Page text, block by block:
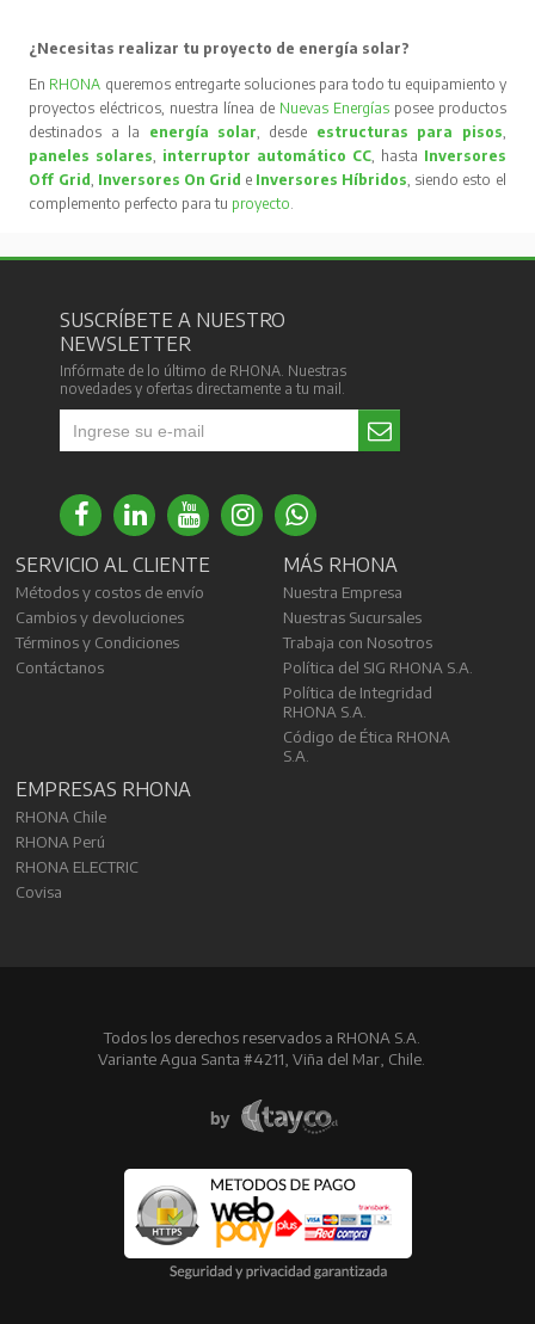
¿Necesitas realizar tu proyecto de energía solar?
En RHONA queremos entregarte soluciones para todo tu equipamiento y
proyectos eléctricos, nuestra línea de Nuevas Energíasposee productos
destinados a la energía solar , desde estructuras para pisos
paneles solares
interruptor automático CC, hasta Inversores
Off Grid Inversores On Grid e Inversores Híbridos , siendo esto el
complemento perfecto para tu proyecto
SUSCRÍBETE A NUESTRO
NEWSLETTER
Infórmate de lo último de RHONA. Nuestras
novedades y ofertas directamente a tu mail.
SERVICIO AL CLIENTE
Métodos y costos de envío
Cambios y devoluciones
Términos y Condiciones
Contáctanos
MÁS RHONA
Nuestra Empresa
Nuestras Sucursales
Trabaja con Nosotros
Política del SIG RHONA S.A.
Política de Integridad
RHONA S.A.
Código de Ética RHONA
S.A.
EMPRESAS RHONA
RHONA Chile
RHONA Perú
RHONA ELECTRIC
Covisa
Todos los derechos reservados a RHONA S.A.
Variante Agua Santa #4211, Viña del Mar, Chile.